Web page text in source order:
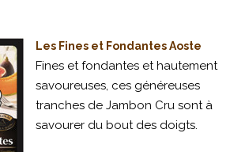
Les Fines et Fondantes Aoste
Fines et fondantes et hautement
savoureuses, ces généreuses
tranches de Jambon Cru sont à
savourer du bout des doigts.